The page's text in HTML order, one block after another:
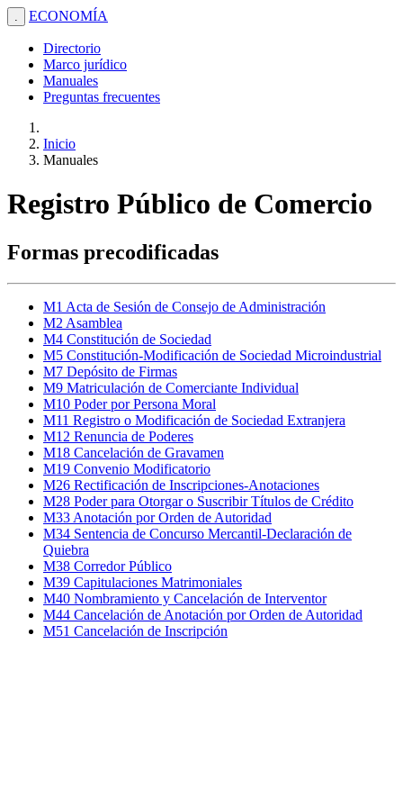
. ECONOMÍA
Directorio
Marco jurídico
Manuales
Preguntas frecuentes
Inicio
Manuales
Registro Público de Comercio
Formas precodificadas
M1 Acta de Sesión de Consejo de Administración
M2 Asamblea
M4 Constitución de Sociedad
M5 Constitución-Modificación de Sociedad Microindustrial
M7 Depósito de Firmas
M9 Matriculación de Comerciante Individual
M10 Poder por Persona Moral
M11 Registro o Modificación de Sociedad Extranjera
M12 Renuncia de Poderes
M18 Cancelación de Gravamen
M19 Convenio Modificatorio
M26 Rectificación de Inscripciones-Anotaciones
M28 Poder para Otorgar o Suscribir Títulos de Crédito
M33 Anotación por Orden de Autoridad
M34 Sentencia de Concurso Mercantil-Declaración de
Quiebra
M38 Corredor Público
M39 Capitulaciones Matrimoniales
M40 Nombramiento y Cancelación de Interventor
M44 Cancelación de Anotación por Orden de Autoridad
M51 Cancelación de Inscripción